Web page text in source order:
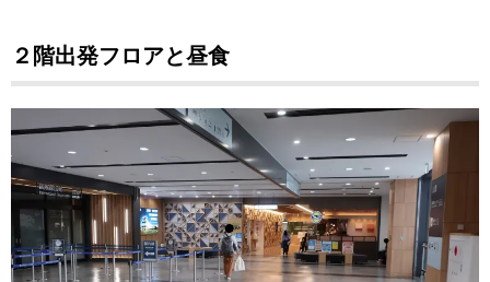
２階出発フロアと昼食